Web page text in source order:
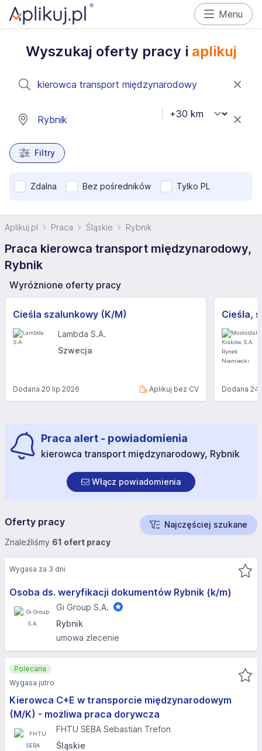
Menu
Wyszukaj oferty pracy i aplikuj
Filtry
Zdalna Bez pośredników Tylko PL
Aplikuj.pl Praca Śląskie Rybnik
Praca kierowca transport międzynarodowy,
Rybnik
Wyróżnione oferty pracy
Cieśla szalunkowy (K/M)
Lambda S.A.
Szwecja
Dodana 20 lip 2026 Aplikuj bez CV Dodana24
Praca alert - powiadomienia
kierowca transport międzynarodowy, Rybnik
Włącz powiadomienia
Oferty pracy
Najczęściej szukane
Znaleźliśmy 61 ofert pracy
Osoba ds. weryfikacji dokumentów Rybnik (k/m)
Gi Group S.A.
Rybnik
umowa zlecenie
Wygasa za 3 dni
Kierowca C+E w transporcie międzynarodowym
(M/K) - możliwa praca dorywcza
FHTU SEBA Sebastian Trefon
Śląskie
Polecana
Wygasa jutro